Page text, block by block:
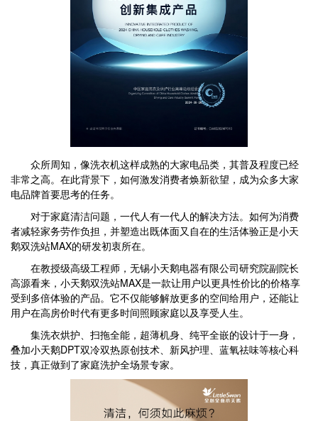
众所周知，像洗衣机这样成熟的大家电品类，其普及程度已经
非常之高。在此背景下，如何激发消费者焕新欲望，成为众多大家
电品牌首要思考的任务。
对于家庭清洁问题，一代人有一代人的解决方法。如何为消费
者减轻家务劳作负担，并塑造出既体面又自在的生活体验正是小天
鹅双洗站MAX的研发初衷所在。
在教授级高级工程师，无锡小天鹅电器有限公司研究院副院长
高源看来，小天鹅双洗站MAX是一款让用户以更具性价比的价格享
受到多倍体验的产品。它不仅能够解放更多的空间给用户，还能让
用户在高房价时代有更多时间照顾家庭以及享受人生。
集洗衣烘护、扫拖全能，超薄机身、纯平全嵌的设计于一身，
叠加小天鹅DPT双冷双热原创技术、新风护理、蓝氧祛味等核心科
技，真正做到了家庭洗护全场景专家。